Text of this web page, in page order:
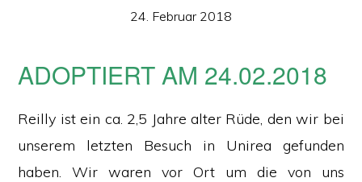
24. Februar 2018
ADOPTIERT AM 24.02.2018
Reilly ist ein ca. 2,5 Jahre alter Rüde, den wir bei
unserem letzten Besuch in Unirea gefunden
haben. Wir waren vor Ort um die von uns